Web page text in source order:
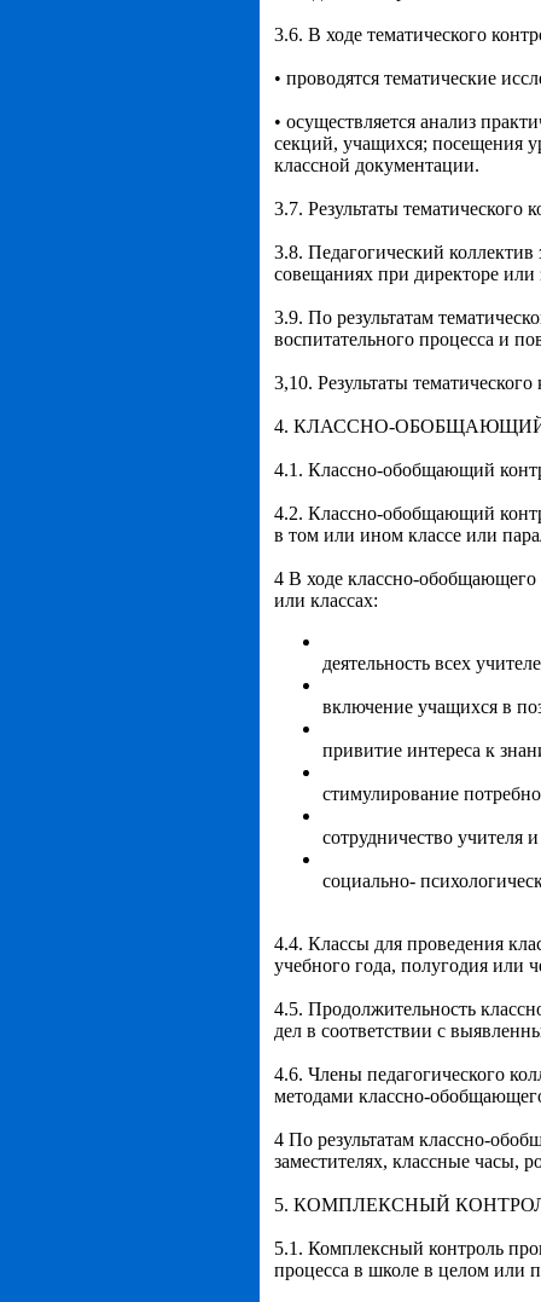
3.6. В ходе тематического
• проводятся тематические
• осуществляется анализ
секций, учащихся; посещения
классной документации.
3.7. Результаты
3.8. Педагогический коллектив
совещаниях при директоре или
3.9. По результатам
воспитательного процесса и
3,10. Результаты
4. КЛАССНО-
4.1. Классно-обобщающий
4.2. Классно-обобщающий
в том или ином классе или
4 В ходе классно-обобщающего
или классах:
деятельность всех
включение учащихся в
привитие интереса к
стимулирование
сотрудничество учителя
социально-
4.4. Классы для проведения
учебного года, полугодия или
4.5. Продолжительность
дел в соответствии с
4.6. Члены педагогического
методами классно-
4 По результатам классно-
заместителях, классные часы,
5. КОМПЛЕКСНЫЙ
5.1. Комплексный контроль
процесса в школе в целом или